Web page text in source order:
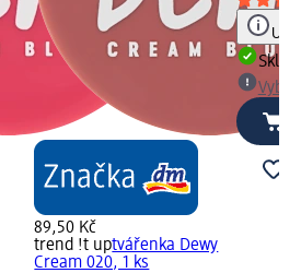
89,50 Kč
trend !t uptvářenka Dewy
Cream 020, 1 ks